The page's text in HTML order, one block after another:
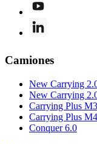
Camiones
New Carrying
New Carrying
Carrying Plus
Carrying Plus
Conquer 6.0